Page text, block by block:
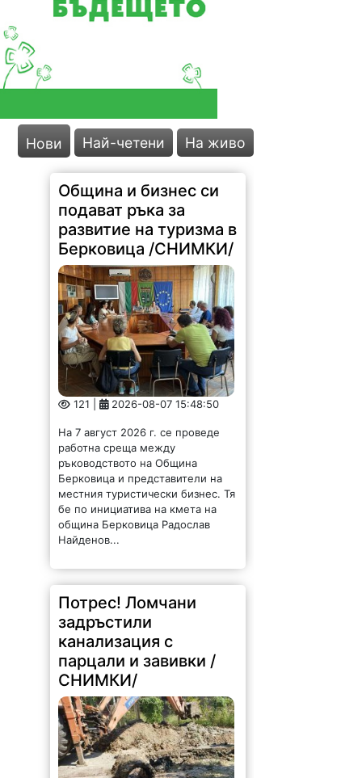
Нови Най-четени На живо
Община и бизнес си
подават ръка за
развитие на туризма в
Берковица /СНИМКИ/
121 | 2026-08-07 15:48:50
На 7 август 2026 г. се проведе
работна среща между
ръководството на Община
Берковица и представители на
местния туристически бизнес. Тя
бе по инициатива на кмета на
община Берковица Радослав
Найденов...
Потрес! Ломчани
задръстили
канализация с
парцали и завивки /
СНИМКИ/